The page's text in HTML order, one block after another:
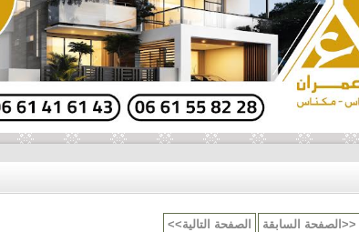
الصفحة السابقة>> <<الصفحة التالية